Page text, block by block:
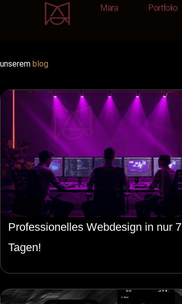
Mara Portfolio
unserem blog
Professionelles Webdesign in nur 7
Tagen!